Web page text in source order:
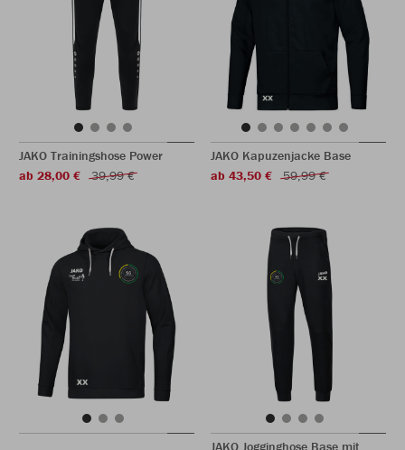
JAKO Trainingshose Power
ab 28,00 €
39,99 €
JAKO Kapuzenjacke Base
ab 43,50 €
59,99 €
JAKO Jogginghose Base mit